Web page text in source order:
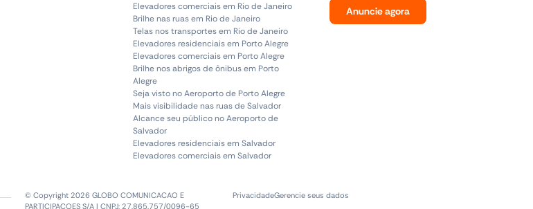
Elevadores comerciais em Rio de Janeiro
Brilhe nas ruas em Rio de Janeiro
Telas nos transportes em Rio de Janeiro
Elevadores residenciais em Porto Alegre
Elevadores comerciais em Porto Alegre
Brilhe nos abrigos de ônibus em Porto
Alegre
Seja visto no Aeroporto de Porto Alegre
Mais visibilidade nas ruas de Salvador
Alcance seu público no Aeroporto de
Salvador
Elevadores residenciais em Salvador
Elevadores comerciais em Salvador
Anuncie agora
© Copyright 2026 GLOBO COMUNICACAO E
PARTICIPACOES S/A | CNPJ: 27.865.757/0096-65
PrivacidadeGerencie seus dados